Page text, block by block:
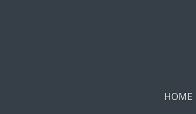
HOME